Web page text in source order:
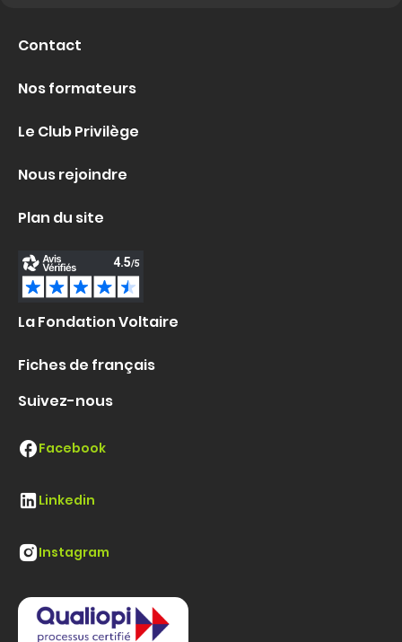
Contact
Nos formateurs
Le Club Privilège
Nous rejoindre
Plan du site
La Fondation Voltaire
Fiches de français
Suivez-nous
Facebook
Linkedin
Instagram